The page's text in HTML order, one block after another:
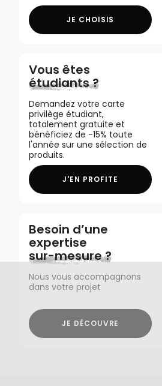
JE CHOISIS
Vous êtes
étudiants ?
Demandez votre carte
privilège étudiant,
totalement gratuite et
bénéficiez de -15% toute
l'année sur une sélection de
produits.
J'EN PROFITE
Besoin d’une
expertise
sur-mesure ?
Nous vous accompagnons
dans votre projet
JE DÉCOUVRE